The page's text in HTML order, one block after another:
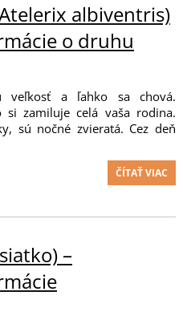
albiventris)
o druhu
veľkosť a ľahko sa chová.
si zamiluje celá vaša rodina.
sú nočné zvieratá. Cez deň
ČÍTAŤ VIAC
–